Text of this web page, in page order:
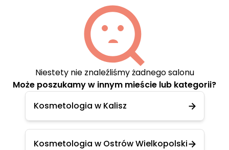
Niestety nie znaleźliśmy żadnego salonu
Może poszukamy w innym mieście lub kategorii?
Kosmetologia w Kalisz
Kosmetologia w Ostrów Wielkopolski